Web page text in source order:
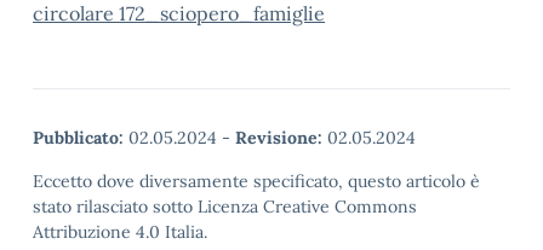
circolare 172_sciopero_famiglie
Pubblicato: 02.05.2024 - Revisione: 02.05.2024
Eccetto dove diversamente specificato, questo articolo è
stato rilasciato sotto Licenza Creative Commons
Attribuzione 4.0 Italia.